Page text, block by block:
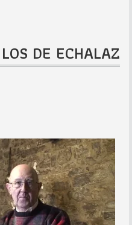
DE ECHALAZ